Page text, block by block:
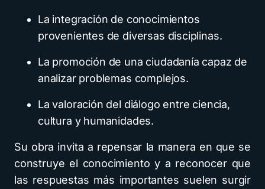
La integración de conocimientos
provenientes de diversas disciplinas.
La promoción de una ciudadanía capaz de
analizar problemas complejos.
La valoración del diálogo entre ciencia,
cultura y humanidades.
Su obra invita a repensar la manera en que se
construye el conocimiento y a reconocer que
las respuestas más importantes suelen surgir